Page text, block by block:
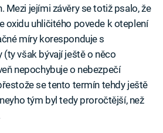
Mezi jejími závěry se totiž psalo, že
oxidu uhličitého povede k oteplení
míry koresponduje s
však bývají ještě o něco
nepochybuje o nebezpečí
se tento termín tehdy ještě
tým byl tedy proročtější, než